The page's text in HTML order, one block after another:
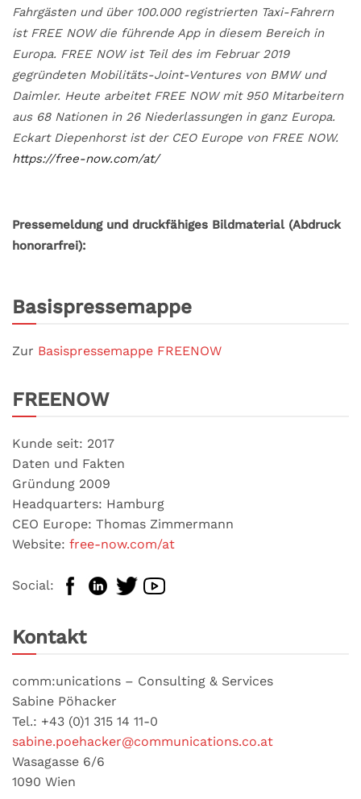
Fahrgästen und über 100.000 registrierten Taxi-Fahrern
ist FREE NOW die führende App in diesem Bereich in
Europa. FREE NOW ist Teil des im Februar 2019
gegründeten Mobilitäts-Joint-Ventures von BMW und
Daimler. Heute arbeitet FREE NOW mit 950 Mitarbeitern
aus 68 Nationen in 26 Niederlassungen in ganz Europa.
Eckart Diepenhorst ist der CEO Europe von FREE NOW.
https://free-now.com/at/
Pressemeldung und druckfähiges Bildmaterial (Abdruck
honorarfrei):
Basispressemappe
Zur Basispressemappe FREENOW
FREENOW
Kunde seit: 2017
Daten und Fakten
Gründung 2009
Headquarters: Hamburg
CEO Europe: Thomas Zimmermann
Website: free-now.com/at
Social:
Kontakt
comm:unications – Consulting & Services
Sabine Pöhacker
Tel.: +43 (0)1 315 14 11-0
sabine.poehacker@communications.co.at
Wasagasse 6/6
1090 Wien